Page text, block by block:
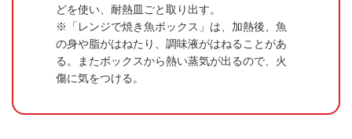
どを使い、耐熱皿ごと取り出す。
「レンジで焼き魚ボックス」は、加熱後、魚
の身や脂がはねたり、調味液がはねることがあ
る。またボックスから熱い蒸気が出るので、火
傷に気をつける。